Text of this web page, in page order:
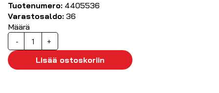
Tuotenumero: 4405536
Varastosaldo: 36
Määrä
-
D-
Sub-
naarasliitin
37P
+
Lisää ostoskoriin